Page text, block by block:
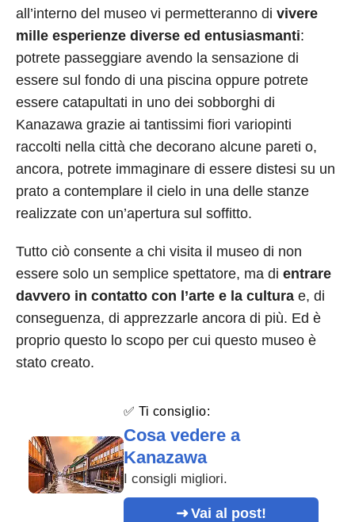
all’interno del museo vi permetteranno di vivere
mille esperienze diverse ed entusiasmanti:
potrete passeggiare avendo la sensazione di
essere sul fondo di una piscina oppure potrete
essere catapultati in uno dei sobborghi di
Kanazawa grazie ai tantissimi fiori variopinti
raccolti nella città che decorano alcune pareti o,
ancora, potrete immaginare di essere distesi su un
prato a contemplare il cielo in una delle stanze
realizzate con un’apertura sul soffitto.
Tutto ciò consente a chi visita il museo di non
essere solo un semplice spettatore, ma di entrare
davvero in contatto con l’arte e la cultura e, di
conseguenza, di apprezzarle ancora di più. Ed è
proprio questo lo scopo per cui questo museo è
stato creato.
✅ Ti consiglio:
Cosa vedere a
Kanazawa
I consigli migliori.
Vai al post!